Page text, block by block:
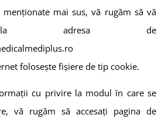
mai sus, vă rugăm să vă
la adresa de
folosește fișiere de tip cookie.
cu privire la modul în care se
vă rugăm să accesați pagina de